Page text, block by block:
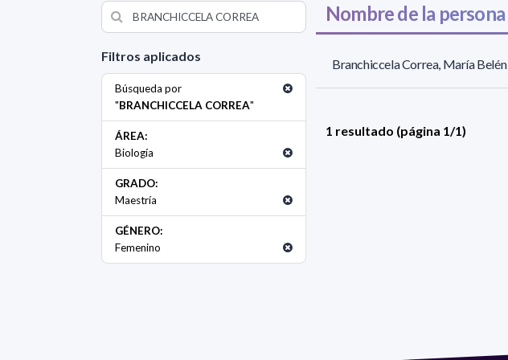
Filtros aplicados
Búsqueda por
"BRANCHICCELA CORREA"
ÁREA:
Biología
GRADO:
Maestría
GÉNERO:
Femenino
Nombre de la persona
Branchiccela Correa, María Belén
1 resultado (página 1/1)